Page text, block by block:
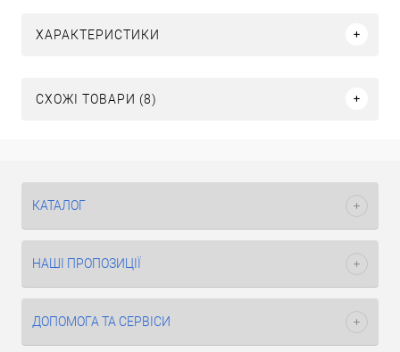
ХАРАКТЕРИСТИКИ
СХОЖІ ТОВАРИ (8)
КАТАЛОГ
НАШІ ПРОПОЗИЦІЇ
ДОПОМОГА ТА СЕРВІСИ